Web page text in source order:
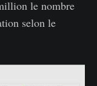
le nombre
selon le